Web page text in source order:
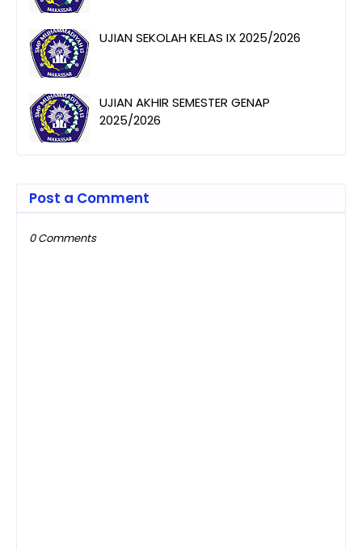
UJIAN SEKOLAH KELAS IX 2025/2026
UJIAN AKHIR SEMESTER GENAP
2025/2026
Post a Comment
0 Comments